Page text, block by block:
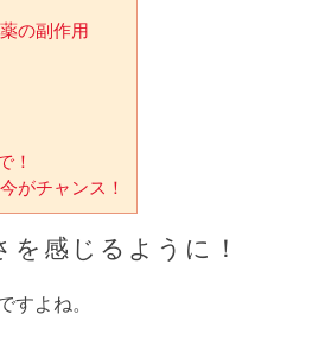
の副作用
！
がチャンス！
感じるように！
よね。